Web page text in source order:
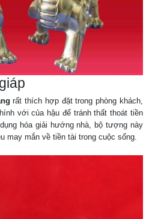
rất thích hợp đặt trong phòng khách,
với của hậu để tránh thất thoát tiền
hóa giải hướng nhà, bộ tượng này
may mắn về tiền tài trong cuộc sống.